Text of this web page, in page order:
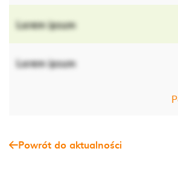
Lorem ipsum
Lorem ipsum
Powrót do aktualności